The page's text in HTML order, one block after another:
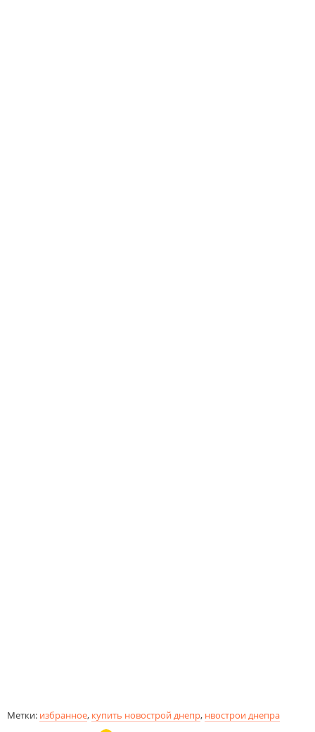
Метки: избранное, купить новострой днепр, нвострои днепра